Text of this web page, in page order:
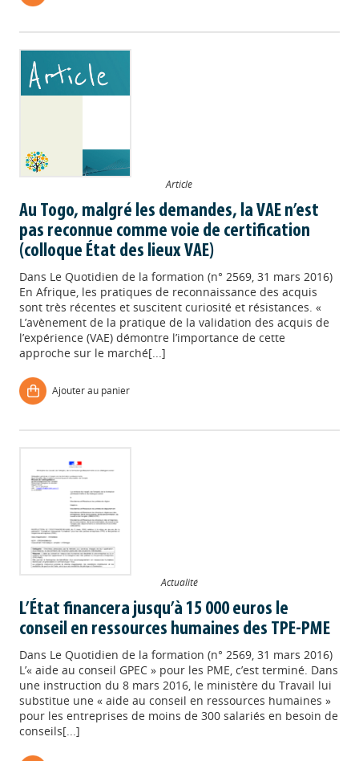
Article
Au Togo, malgré les demandes, la VAE n’est
pas reconnue comme voie de certification
(colloque État des lieux VAE)
Dans Le Quotidien de la formation (n° 2569, 31 mars 2016)
En Afrique, les pratiques de reconnaissance des acquis
sont très récentes et suscitent curiosité et résistances. «
L’avènement de la pratique de la validation des acquis de
l’expérience (VAE) démontre l’importance de cette
approche sur le marché[...]
Ajouter au panier
Actualité
L’État financera jusqu’à 15 000 euros le
conseil en ressources humaines des TPE-PME
Dans Le Quotidien de la formation (n° 2569, 31 mars 2016)
L’« aide au conseil GPEC » pour les PME, c’est terminé. Dans
une instruction du 8 mars 2016, le ministère du Travail lui
substitue une « aide au conseil en ressources humaines »
pour les entreprises de moins de 300 salariés en besoin de
conseils[...]